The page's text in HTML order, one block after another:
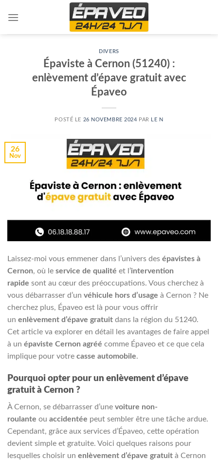
DIVERS
Épaviste à Cernon (51240) :
enlèvement d’épave gratuit avec
Épaveo
POSTÉ LE 26 NOVEMBRE 2024 PAR LE N
26
Nov
Laissez-moi vous emmener dans l’univers des épavistes à
Cernon, où le service de qualité et l’intervention
rapide sont au cœur des préoccupations. Vous cherchez à
vous débarrasser d’un véhicule hors d’usage à Cernon ? Ne
cherchez plus, Épaveo est là pour vous offrir
un enlèvement d’épave gratuit dans la région du 51240.
Cet article va explorer en détail les avantages de faire appel
à un épaviste Cernon agréé comme Épaveo et ce que cela
implique pour votre casse automobile.
Pourquoi opter pour un enlèvement d’épave
gratuit à Cernon ?
À Cernon, se débarrasser d’une voiture non-
roulante ou accidentée peut sembler être une tâche ardue.
Cependant, grâce aux services d’Épaveo, cette opération
devient simple et gratuite. Voici quelques raisons pour
lesquelles choisir un enlèvement d’épave gratuit à Cernon